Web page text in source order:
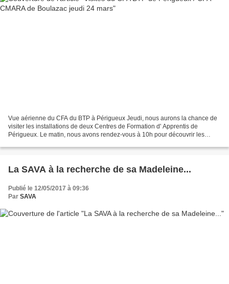
Vue aérienne du CFA du BTP à Périgueux Jeudi, nous aurons la chance de
visiter les installations de deux Centres de Formation d' Apprentis de
Périgueux. Le matin, nous avons rendez-vous à 10h pour découvrir les
La SAVA à la recherche de sa Madeleine...
Publié le 12/05/2017 à 09:36
Par SAVA